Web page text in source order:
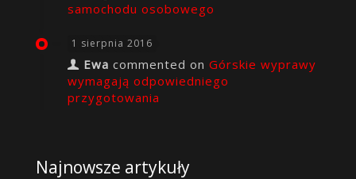
samochodu osobowego
1 sierpnia 2016
Ewa commented on Górskie wyprawy
wymagają odpowiedniego
przygotowania
Najnowsze artykuły